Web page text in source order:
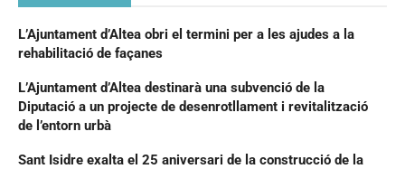
L’Ajuntament d’Altea obri el termini per a les ajudes a la
rehabilitació de façanes
L’Ajuntament d’Altea destinarà una subvenció de la
Diputació a un projecte de desenrotllament i revitalització
de l’entorn urbà
Sant Isidre exalta el 25 aniversari de la construcció de la